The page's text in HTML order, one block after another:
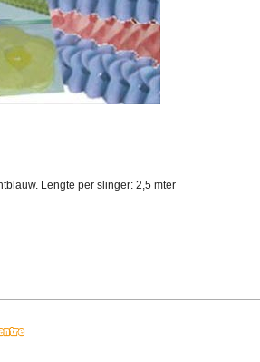
Lengte per slinger: 2,5 mter